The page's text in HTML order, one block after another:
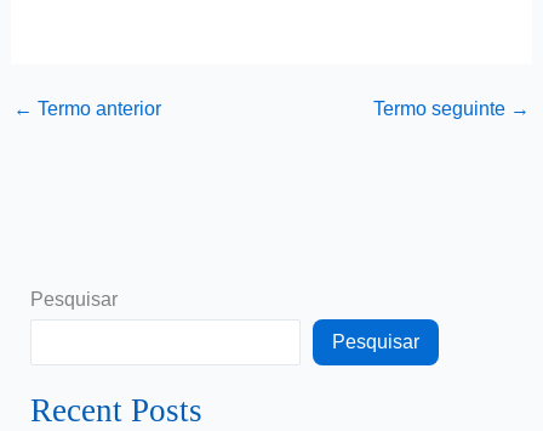
← Termo anterior Termo seguinte →
Pesquisar
Pesquisar
Recent Posts